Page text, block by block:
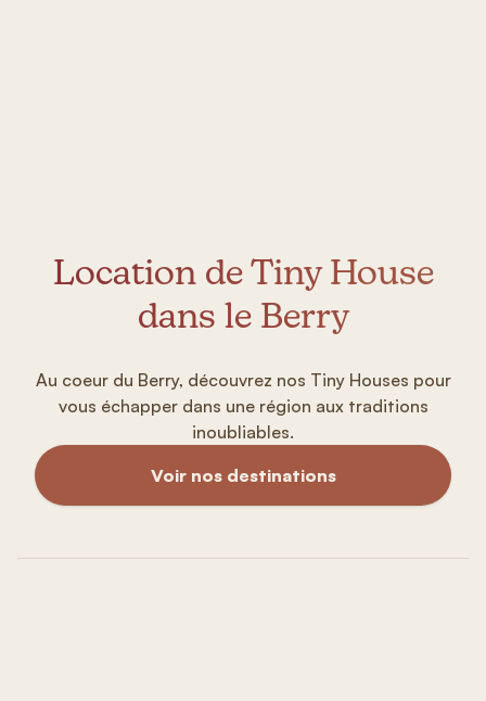
Location de Tiny House
dans le Berry
Au coeur du Berry, découvrez nos Tiny Houses pour
vous échapper dans une région aux traditions
inoubliables.
Voir nos destinations